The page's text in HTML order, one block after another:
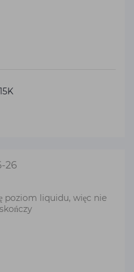
26
poziom liquidu, więc nie